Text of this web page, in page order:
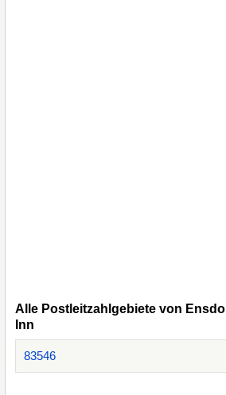
Alle Postleitzahlgebiete von
Inn
83546